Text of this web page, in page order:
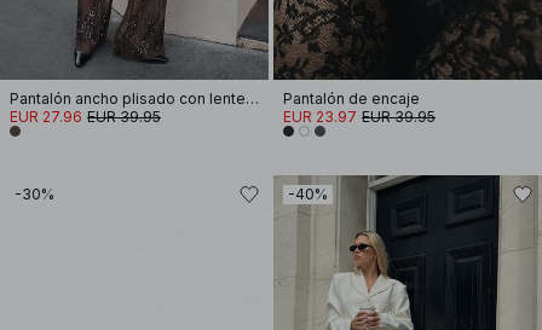
Pantalón ancho plisado con lentejuelas
EUR 27.96 EUR 39.95
Pantalón de encaje
EUR 23.97 EUR 39.95
-30% -40%